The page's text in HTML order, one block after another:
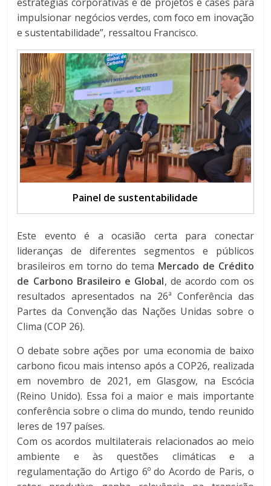
impulsionar negócios verdes, com foco em inovação
e sustentabilidade”, ressaltou Francisco.
Painel de sustentabilidade
Este evento é a ocasião certa para conectar
lideranças de diferentes segmentos e públicos
brasileiros em torno do tema Mercado de Crédito
de Carbono Brasileiro e Global, de acordo com os
resultados apresentados na 26ª Conferência das
Partes da Convenção das Nações Unidas sobre o
Clima (COP 26).
O debate sobre ações por uma economia de baixo
carbono ficou mais intenso após a COP26, realizada
em novembro de 2021, em Glasgow, na Escócia
(Reino Unido). Essa foi a maior e mais importante
conferência sobre o clima do mundo, tendo reunido
leres de 197 países.
Com os acordos multilaterais relacionados ao meio
ambiente e às questões climáticas e a
regulamentação do Artigo 6º do Acordo de Paris, o